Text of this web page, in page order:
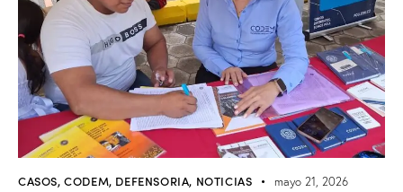
CASOS,CODEM, DEFENSORIA, NOTICIAS mayo 21, 2026